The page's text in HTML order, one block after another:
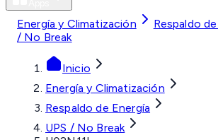
Energía y Climatización Respaldo
/ No Break
Inicio
Energía y Climatización
Respaldo de Energía
UPS / No Break